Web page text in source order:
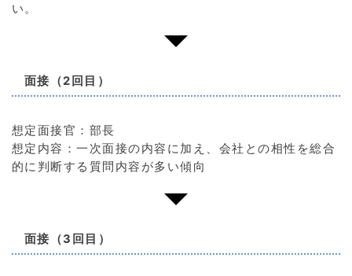
い。
面接（2回目）
想定面接官：部長
想定内容：一次面接の内容に加え、会社との相性を総合
的に判断する質問内容が多い傾向
面接（3回目）